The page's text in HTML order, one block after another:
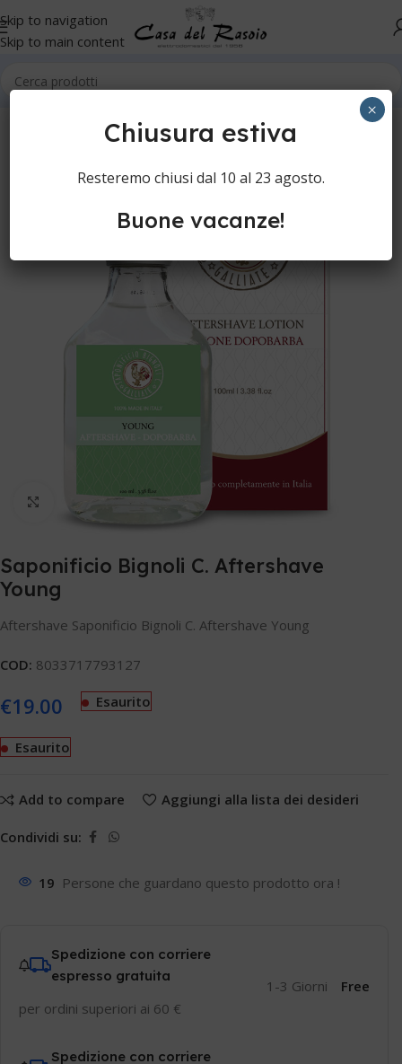
Skip to navigation
Skip to main content
Clicca per ingrandire
Saponificio Bignoli C. Aftershave
Young
Aftershave Saponificio Bignoli C. Aftershave Young
COD: 8033717793127
€19.00 Esaurito
Esaurito
Add to compare Aggiungi alla lista dei desideri
Condividi su:
19 Persone che guardano questo prodotto ora !
Spedizione con corriere
espresso gratuita
per ordini superiori ai 60 €
1-3 Giorni Free
Spedizione con corriere
Chiusura estiva
Resteremo chiusi dal 10 al 23 agosto.
Buone vacanze!
×